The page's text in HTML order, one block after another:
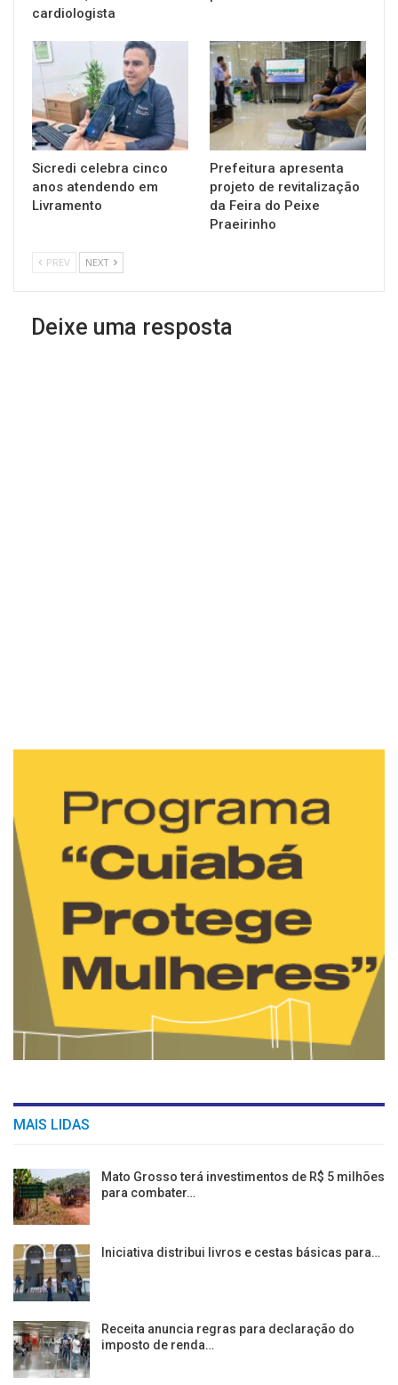
cardiologista
Sicredi celebra cinco
anos atendendo em
Livramento
Prefeitura apresenta
projeto de revitalização
da Feira do Peixe
Praeirinho
PREV NEXT
Deixe uma resposta
MAIS LIDAS
Mato Grosso terá investimentos de R$ 5 milhões
para combater…
Iniciativa distribui livros e cestas básicas para…
Receita anuncia regras para declaração do
imposto de renda…